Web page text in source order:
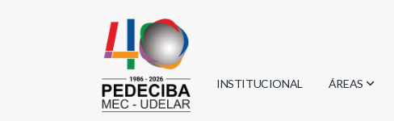
INSTITUCIONAL ÁREAS